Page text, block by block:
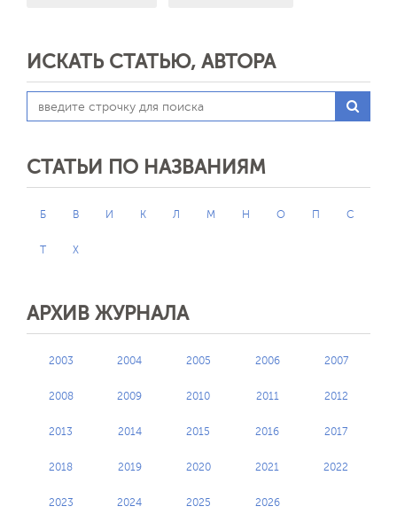
ИСКАТЬ СТАТЬЮ, АВТОРА
СТАТЬИ ПО НАЗВАНИЯМ
Б В И К Л М Н О П С
Т Х
АРХИВ ЖУРНАЛА
2003 2004 2005 2006 2007
2008 2009 2010 2011 2012
2013 2014 2015 2016 2017
2018 2019 2020 2021 2022
2023 2024 2025 2026